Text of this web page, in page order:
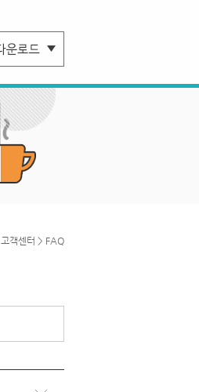
고객센터 > FAQ